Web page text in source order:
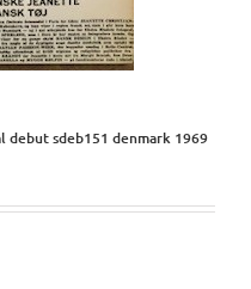
sdeb151 denmark 1969